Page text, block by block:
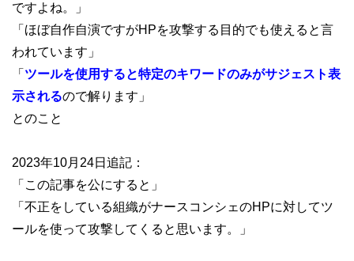
ですよね。」
「ほぼ自作自演ですがHPを攻撃する目的でも使えると言
われています」
「 ツールを使用すると特定のキワードのみがサジェスト表
示されるので解ります」
とのこと
2023年10月24日追記：
「この記事を公にすると」
「不正をしている組織がナースコンシェのHPに対してツ
ールを使って攻撃してくると思います。」